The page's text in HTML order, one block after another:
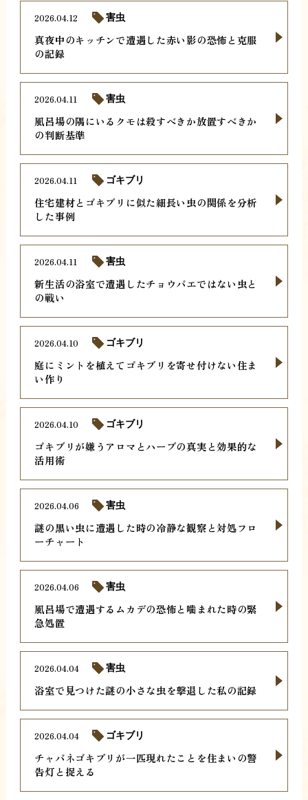
真夜中のキッチンで遭遇した赤い影の恐怖と克服
の記録
2026.04.12 害虫
風呂場の隅にいるクモは殺すべきか放置すべきか
の判断基準
2026.04.11 害虫
住宅建材とゴキブリに似た細長い虫の関係を分析
した事例
2026.04.11 ゴキブリ
新生活の浴室で遭遇したチョウバエではない虫と
の戦い
2026.04.11 害虫
庭にミントを植えてゴキブリを寄せ付けない住ま
い作り
2026.04.10 ゴキブリ
ゴキブリが嫌うアロマとハーブの真実と効果的な
活用術
2026.04.10 ゴキブリ
謎の黒い虫に遭遇した時の冷静な観察と対処フロ
ーチャート
2026.04.06 害虫
風呂場で遭遇するムカデの恐怖と噛まれた時の緊
急処置
2026.04.06 害虫
浴室で見つけた謎の小さな虫を撃退した私の記録
2026.04.04 害虫
チャバネゴキブリが一匹現れたことを住まいの警
告灯と捉える
2026.04.04 ゴキブリ